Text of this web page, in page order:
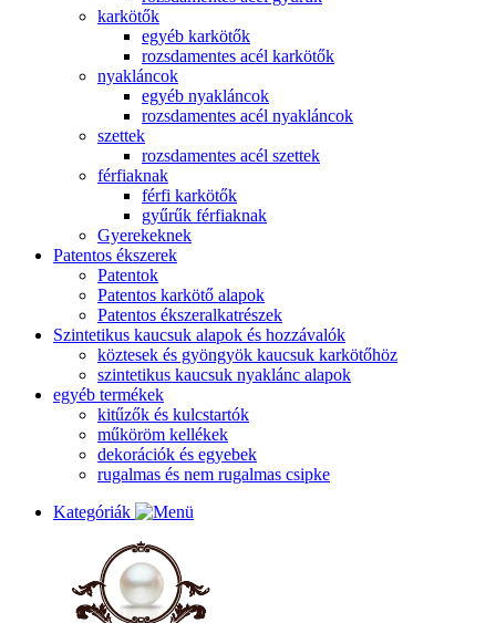
karkötők
egyéb karkötők
rozsdamentes acél karkötők
nyakláncok
egyéb nyakláncok
rozsdamentes acél nyakláncok
szettek
rozsdamentes acél szettek
férfiaknak
férfi karkötők
gyűrűk férfiaknak
Gyerekeknek
Patentos ékszerek
Patentok
Patentos karkötő alapok
Patentos ékszeralkatrészek
Szintetikus kaucsuk alapok és hozzávalók
köztesek és gyöngyök kaucsuk karkötőhöz
szintetikus kaucsuk nyaklánc alapok
egyéb termékek
kitűzők és kulcstartók
műköröm kellékek
dekorációk és egyebek
rugalmas és nem rugalmas csipke
Kategóriák